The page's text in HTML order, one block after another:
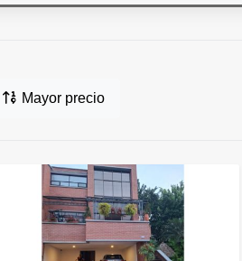
Mayor precio